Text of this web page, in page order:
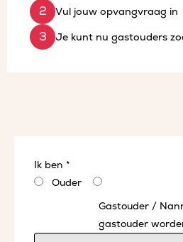
Vul jouw opvangvraag in
Je kunt nu gastouders
Ik ben *
Ouder
Gastouder /
gastouder